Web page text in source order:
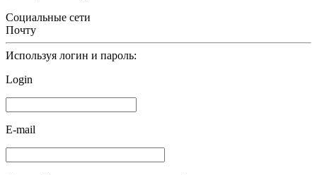
Социальные сети
Почту
Используя логин и пароль:
Login
E-mail